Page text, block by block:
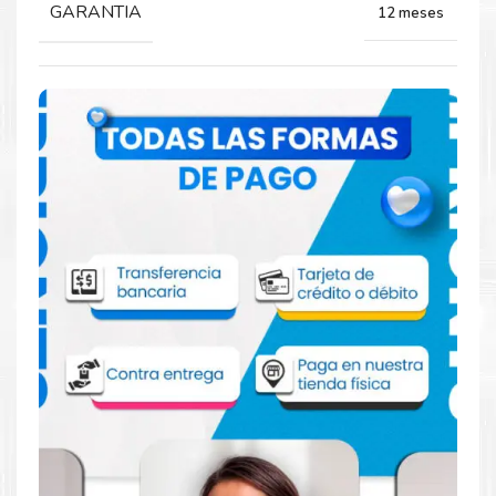
Comprar Toner Brother TN217BK Negro
para impresora L3210 L3550 L3230 L3551
L3230 L3750 L3270 L3770
Aprovecha nuestra experiencia y atención para adquirir tus
productos. Tenemos promociones todos los dias. Escríbenos o
visítanos hoy para encontrar la solución perfecta para tu
GARANTIA 12 meses